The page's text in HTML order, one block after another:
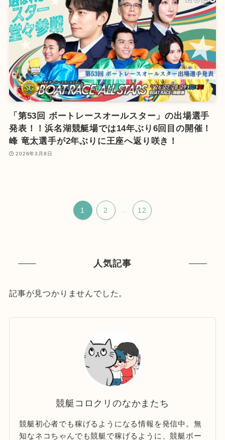
「第53回 ボートレースオールスター」の出場選手
発表！！浜名湖競艇場では14年ぶり6回目の開催！
峰 竜太選手が2年ぶりに王座へ返り咲き！
2026年3月8日
1 2 ... 12
人気記事
記事が見つかりませんでした。
競艇コロクリのなかまたち
競艇初心者でも稼げるようになる情報を発信中。無
知なネコちゃんでも競艇で稼げるように、競艇ボー